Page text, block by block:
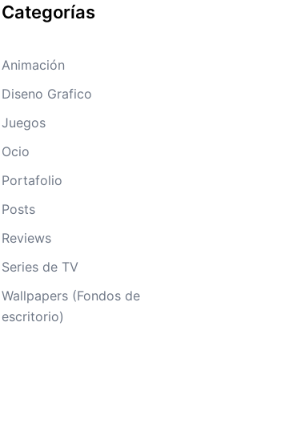
Categorías
Animación
Diseno Grafico
Juegos
Ocio
Portafolio
Posts
Reviews
Series de TV
Wallpapers (Fondos de
escritorio)